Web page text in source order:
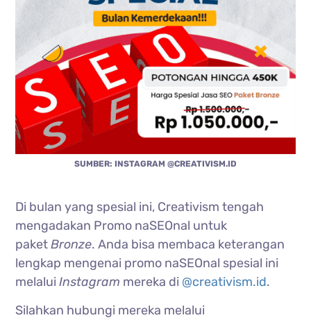
SUMBER: INSTAGRAM @CREATIVISM.ID
Di bulan yang spesial ini, Creativism tengah
mengadakan Promo naSEOnal untuk
paketBronze. Anda bisa membaca keterangan
lengkap mengenai promo naSEOnal spesial ini
melaluiInstagram mereka di @creativism.id.
Silahkan hubungi mereka melalui